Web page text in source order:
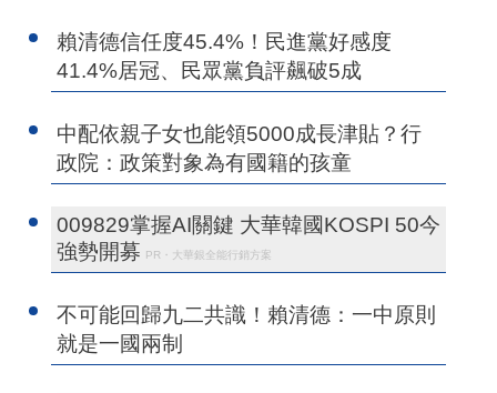
賴清德信任度45.4%！民進黨好感度
41.4%居冠、民眾黨負評飆破5成
中配依親子女也能領5000成長津貼？行
政院：政策對象為有國籍的孩童
009829掌握AI關鍵 大華韓國KOSPI 50今
強勢開募 PR・大華銀全能行銷方案
不可能回歸九二共識！賴清德：一中原則
就是一國兩制